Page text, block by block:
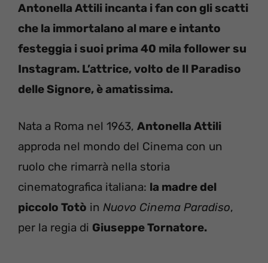
Antonella Attili incanta i fan con gli scatti
che la immortalano al mare e intanto
festeggia i suoi prima 40 mila follower su
Instagram. L’attrice, volto de Il Paradiso
delle Signore, è amatissima.
Nata a Roma nel 1963, Antonella Attili
approda nel mondo del Cinema con un
ruolo che rimarrà nella storia
cinematografica italiana: la madre del
piccolo Totò in Nuovo Cinema Paradiso,
per la regia di Giuseppe Tornatore.